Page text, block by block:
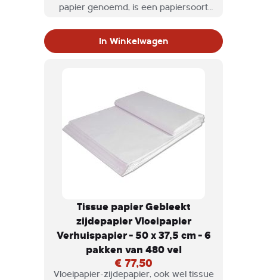
papier genoemd, is een papiersoort
breekbare goederen.
In Winkelwagen
Tissue papier Gebleekt
zijdepapier Vloeipapier
Verhuispapier - 50 x 37,5 cm - 6
pakken van 480 vel
€ 77,50
Vloeipapier-zijdepapier, ook wel tissue